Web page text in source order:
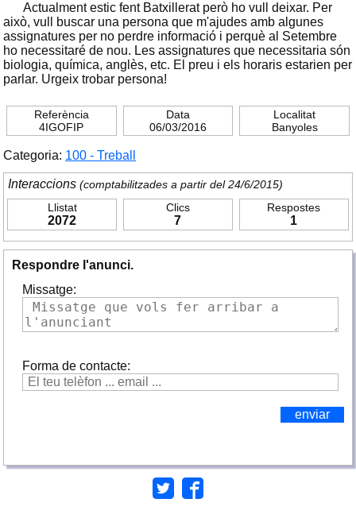
Actualment estic fent Batxillerat però ho vull deixar. Per
això, vull buscar una persona que m'ajudes amb algunes
assignatures per no perdre informació i perquè al Setembre
ho necessitaré de nou. Les assignatures que necessitaria són
biologia, química, anglès, etc. El preu i els horaris estarien per
parlar. Urgeix trobar persona!
Referència
4IGOFIP
Data
06/03/2016
Localitat
Banyoles
Categoria: 100 - Treball
Interaccions (comptabilitzades a partir del 24/6/2015)
Llistat
2072
Clics
7
Respostes
1
Respondre l'anunci.
Missatge:
Forma de contacte: